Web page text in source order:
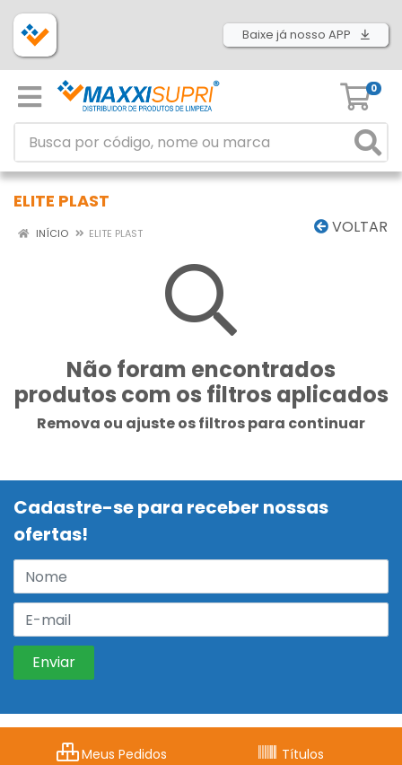
Baixe já nosso APP
0
ELITE PLAST
VOLTAR
INÍCIO ELITE PLAST
Não foram encontrados
produtos com os filtros aplicados
Remova ou ajuste os filtros para continuar
Cadastre-se para receber nossas
ofertas!
Meus Pedidos
Títulos